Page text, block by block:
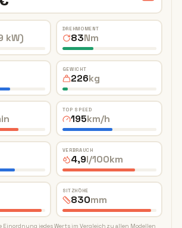
kW)
DREHMOMENT
83Nm
GEWICHT
226kg
TOP SPEED
195km/h
VERBRAUCH
4,9l/100km
SITZHÖHE
830mm
Einordnung jedes Werts im Vergleich zu allen Modellen